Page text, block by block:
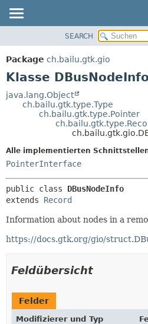
PACKAGE
KLASSE
VERALTET
SEARCH
Package ch.bailu.gtk.gio
Klasse DBusNodeInfo
java.lang.Object
ch.bailu.gtk.type.Type
ch.bailu.gtk.type.Pointer
Alle implementierten
PointerInterface
public class DBusNodeInfo
extends Record
Information about nodes in a
https://docs.gtk.org/gio/
Feldübersicht
Felder
Modifizierer und Typ